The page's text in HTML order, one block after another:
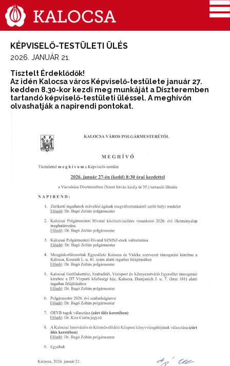
KÉPVISELŐ-TESTÜLETI ÜLÉS
2026. JANUÁR 21.
Tisztelt Érdeklődők!
Az idén Kalocsa város Képviselő-testülete január 27.
kedden 8.30-kor kezdi meg munkáját a Díszteremben
tartandó képviselő-testületi üléssel. A meghívón
olvashatják a napirendi pontokat.